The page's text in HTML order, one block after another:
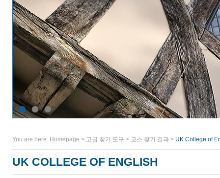
You are here: Homepage > 고급 찾기 도구 > 코스 찾기 결과 > UK College of
UK COLLEGE OF ENGLISH